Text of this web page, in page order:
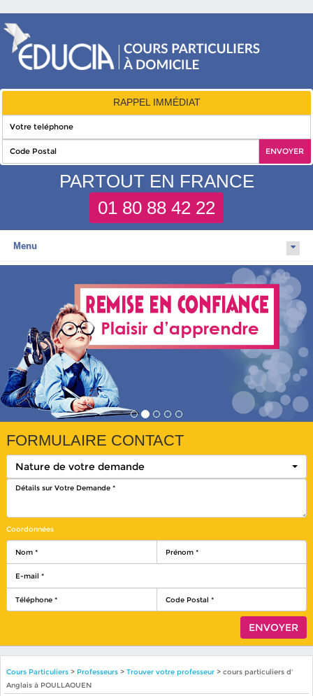
RAPPEL IMMÉDIAT
PARTOUT EN FRANCE
01 80 88 42 22
Menu
FORMULAIRE CONTACT
Nature de votre demande
Coordonnées
Cours Particuliers> Professeurs > Trouver votre professeur> cours particuliers d'
Anglais à POULLAOUEN